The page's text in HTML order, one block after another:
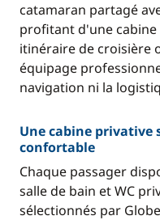
catamaran partagé
profitant d'une cabine
itinéraire de croisière
équipage
navigation ni la
Une cabine privative
confortable
Chaque passager
salle de bain et WC
sélectionnés par